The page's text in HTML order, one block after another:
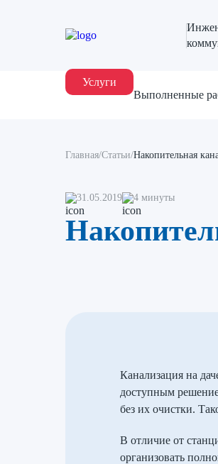
Услуги
Выполненные
Главная/Статьи/Накопительная
31.05.2019 4 минуты
Канализация на
доступным
без их очистки.
В отличие от
организовать